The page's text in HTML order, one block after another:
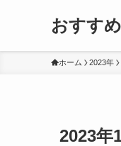
おすす
ホーム 2023年
2023年